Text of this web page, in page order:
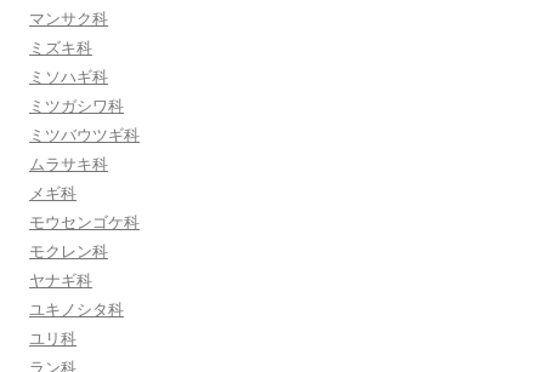
マンサク科
ミズキ科
ミソハギ科
ミツガシワ科
ミツバウツギ科
ムラサキ科
メギ科
モウセンゴケ科
モクレン科
ヤナギ科
ユキノシタ科
ユリ科
ラン科